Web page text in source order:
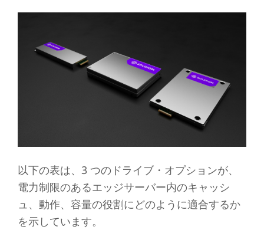
以下の表は、3 つのドライブ・オプションが、
電力制限のあるエッジサーバー内のキャッシ
ュ、動作、容量の役割にどのように適合するか
を示しています。